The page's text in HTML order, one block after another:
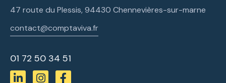
47 route du Plessis, 94430 Chennevières-sur-marne
contact@comptaviva.fr
01 72 50 34 51